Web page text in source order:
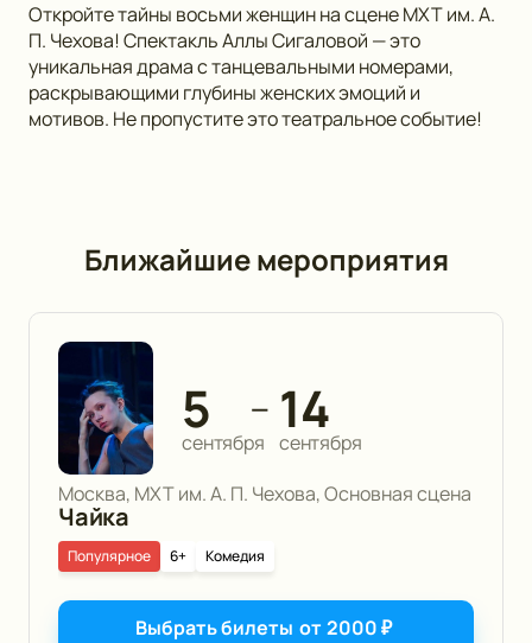
Откройте тайны восьми женщин на сцене МХТ им. А.
П. Чехова! Спектакль Аллы Сигаловой — это
уникальная драма с танцевальными номерами,
раскрывающими глубины женских эмоций и
мотивов. Не пропустите это театральное событие!
Ближайшие мероприятия
5
сентября
— 14
сентября
Москва, МХТ им. А. П. Чехова, Основная сцена
Чайка
6+ Комедия
Популярное
Выбрать билеты от2000₽